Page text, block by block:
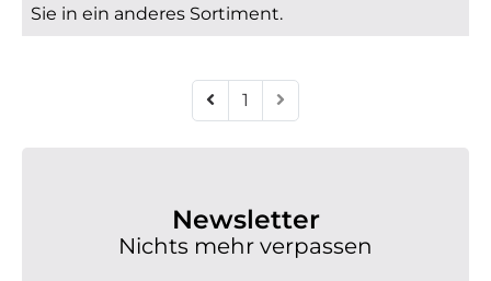
Sie in ein anderes Sortiment.
1
Newsletter
Nichts mehr verpassen